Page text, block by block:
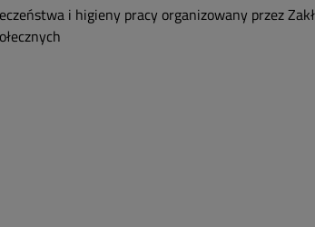
i higieny pracy organizowany przez